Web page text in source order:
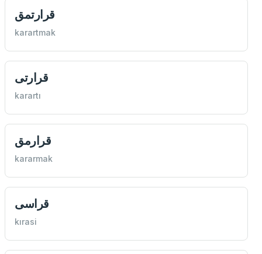
قرارتمق
karartmak
قرارتی
karartı
قرارمق
kararmak
قراسی
kırasi